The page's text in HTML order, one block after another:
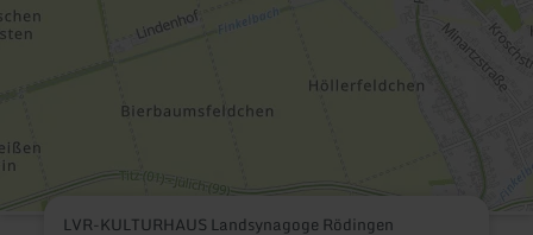
LVR-KULTURHAUS Landsynagoge Rödingen